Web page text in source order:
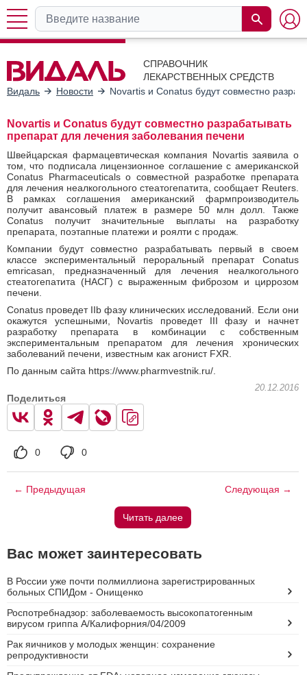
СПРАВОЧНИК
ЛЕКАРСТВЕННЫХ СРЕДСТВ
Видаль
Новости Novartis и Conatus будут совместно
Novartis и Conatus будут совместно разрабатывать
препарат для лечения заболевания печени
Швейцарская фармацевтическая компания Novartis заявила о
том, что подписала лицензионное соглашение с американской
Conatus Pharmaceuticals о совместной разработке препарата
для лечения неалкогольного стеатогепатита, сообщает Reuters.
В рамках соглашения американский фармпроизводитель
получит авансовый платеж в размере 50 млн долл. Также
Conatus получит значительные выплаты на разработку
препарата, поэтапные платежи и роялти с продаж.
Компании будут совместно разрабатывать первый в своем
классе экспериментальный пероральный препарат Conatus
emricasan, предназначенный для лечения неалкогольного
стеатогепатита (НАСГ) с выраженным фиброзом и циррозом
печени.
Conatus проведет IIb фазу клинических исследований. Если они
окажутся успешными, Novartis проведет III фазу и начнет
разработку препарата в комбинации с собственным
экспериментальным препаратом для лечения хронических
заболеваний печени, известным как агонист FXR.
По данным сайта https://www.pharmvestnik.ru/.
20.12.2016
Поделиться
0 0
← Предыдущая Следующая →
Читать далее
Вас может заинтересовать
В России уже почти полмиллиона зарегистрированных
больных СПИДом - Онищенко
Роспотребнадзор: заболеваемость высокопатогенным
вирусом гриппа А/Калифорния/04/2009
Рак яичников у молодых женщин: сохранение
репродуктивности